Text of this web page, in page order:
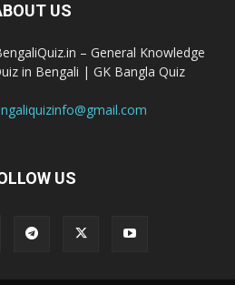
US
– General Knowledge
in Bengali | GK Bangla Quiz
US